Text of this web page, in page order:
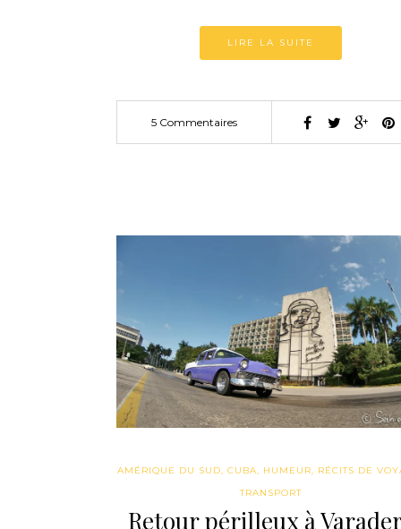
LIRE LA SUITE
5 Commentaires
AMÉRIQUE DU SUD, CUBA, HUMEUR, RÉCITS DE
TRANSPORT
Retour périlleux à